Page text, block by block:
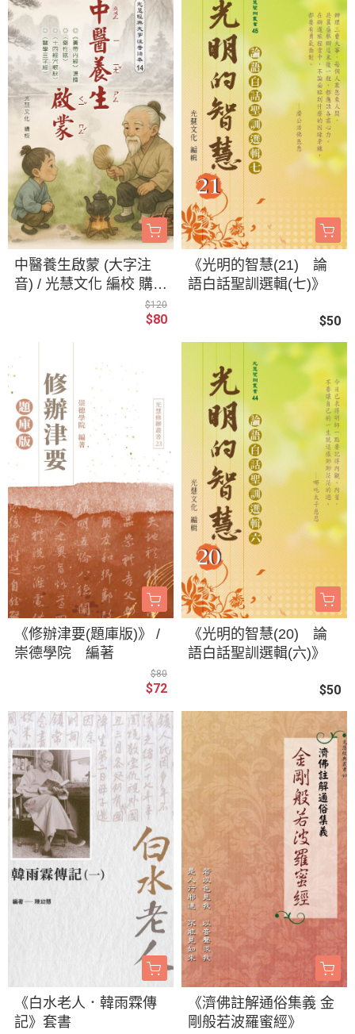
中醫養生啟蒙 (大字注
音) / 光慧文化 編校 購1
0本以上請洽官方Line$120
$80
《光明的智慧(21) 論
語白話聖訓選輯(七)》
$50
《修辦津要(題庫版)》 /
崇德學院 編著
$80
$72
《光明的智慧(20) 論
語白話聖訓選輯(六)》
$50
《白水老人．韓雨霖傳
記》套書
《濟佛註解通俗集義 金
剛般若波羅蜜經》